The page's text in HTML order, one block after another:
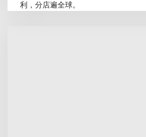
利，分店遍全球。